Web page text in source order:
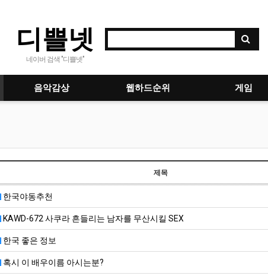
디쁠넷
네이버 검색 "디쁠넷"
음악감상 웹하드순위 게임
제목
한국야동추천
KAWD-672 사쿠라 흔들리는 남자를 무산시킬 SEX
한국 좋은 정보
혹시 이 배우이름 아시는분?